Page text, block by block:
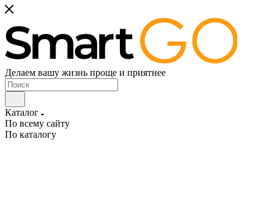
Делаем вашу жизнь проще и приятнее
Каталог
По всему сайту
По каталогу